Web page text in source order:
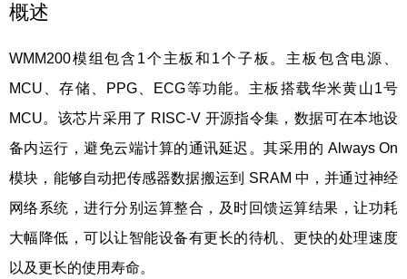
概述
WMM200模组包含1个主板和1个子板。主板包含电源、
MCU、存储、PPG、ECG等功能。主板搭载华米黄山1号
MCU。该芯片采用了 RISC-V 开源指令集，数据可在本地设
备内运行，避免云端计算的通讯延迟。其采用的 Always On
模块，能够自动把传感器数据搬运到 SRAM 中，并通过神经
网络系统，进行分别运算整合，及时回馈运算结果，让功耗
大幅降低，可以让智能设备有更长的待机、更快的处理速度
以及更长的使用寿命。